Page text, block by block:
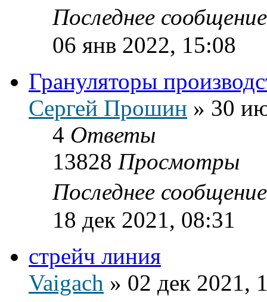
Последнее
06 янв 2022, 15:08
Грануляторы
Сергей Прошин » 30
4 Ответы
13828 Просмотры
Последнее
18 дек 2021, 08:31
стрейч линия
Vaigach » 02 дек 2021,